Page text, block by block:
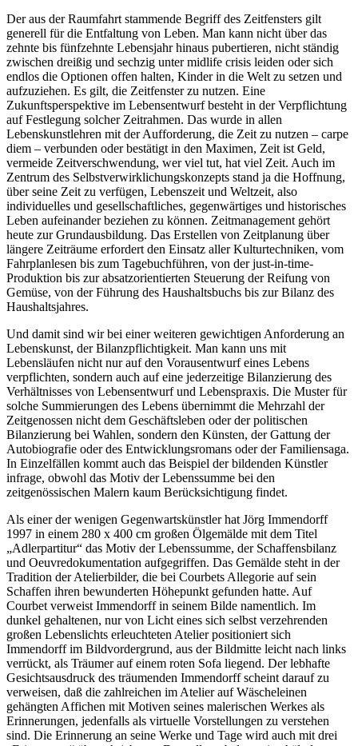
Der aus der Raumfahrt stammende Begriff des Zeitfensters gilt
generell für die Entfaltung von Leben. Man kann nicht über das
zehnte bis fünfzehnte Lebensjahr hinaus pubertieren, nicht ständig
zwischen dreißig und sechzig unter midlife crisis leiden oder sich
endlos die Optionen offen halten, Kinder in die Welt zu setzen und
aufzuziehen. Es gilt, die Zeitfenster zu nutzen. Eine
Zukunftsperspektive im Lebensentwurf besteht in der Verpflichtung
auf Festlegung solcher Zeitrahmen. Das wurde in allen
Lebenskunstlehren mit der Aufforderung, die Zeit zu nutzen – carpe
diem – verbunden oder bestätigt in den Maximen, Zeit ist Geld,
vermeide Zeitverschwendung, wer viel tut, hat viel Zeit. Auch im
Zentrum des Selbstverwirklichungskonzepts stand ja die Hoffnung,
über seine Zeit zu verfügen, Lebenszeit und Weltzeit, also
individuelles und gesellschaftliches, gegenwärtiges und historisches
Leben aufeinander beziehen zu können. Zeitmanagement gehört
heute zur Grundausbildung. Das Erstellen von Zeitplanung über
längere Zeiträume erfordert den Einsatz aller Kulturtechniken, vom
Fahrplanlesen bis zum Tagebuchführen, von der just-in-time-
Produktion bis zur absatzorientierten Steuerung der Reifung von
Gemüse, von der Führung des Haushaltsbuchs bis zur Bilanz des
Haushaltsjahres.
Und damit sind wir bei einer weiteren gewichtigen Anforderung an
Lebenskunst, der Bilanzpflichtigkeit. Man kann uns mit
Lebensläufen nicht nur auf den Vorausentwurf eines Lebens
verpflichten, sondern auch auf eine jederzeitige Bilanzierung des
Verhältnisses von Lebensentwurf und Lebenspraxis. Die Muster für
solche Summierungen des Lebens übernimmt die Mehrzahl der
Zeitgenossen nicht dem Geschäftsleben oder der politischen
Bilanzierung bei Wahlen, sondern den Künsten, der Gattung der
Autobiografie oder des Entwicklungsromans oder der Familiensaga.
In Einzelfällen kommt auch das Beispiel der bildenden Künstler
infrage, obwohl das Motiv der Lebenssumme bei den
zeitgenössischen Malern kaum Berücksichtigung findet.
Als einer der wenigen Gegenwartskünstler hat Jörg Immendorff
1997 in einem 280 x 400 cm großen Ölgemälde mit dem Titel
„Adlerpartitur“ das Motiv der Lebenssumme, der Schaffensbilanz
und Oeuvredokumentation aufgegriffen. Das Gemälde steht in der
Tradition der Atelierbilder, die bei Courbets Allegorie auf sein
Schaffen ihren bewunderten Höhepunkt gefunden hatte. Auf
Courbet verweist Immendorff in seinem Bilde namentlich. Im
dunkel gehaltenen, nur von Licht eines sich selbst verzehrenden
großen Lebenslichts erleuchteten Atelier positioniert sich
Immendorff im Bildvordergrund, aus der Bildmitte leicht nach links
verrückt, als Träumer auf einem roten Sofa liegend. Der lebhafte
Gesichtsausdruck des träumenden Immendorff scheint darauf zu
verweisen, daß die zahlreichen im Atelier auf Wäscheleinen
gehängten Affichen mit Motiven seines malerischen Werkes als
Erinnerungen, jedenfalls als virtuelle Vorstellungen zu verstehen
sind. Die Erinnerung an seine Werke und Tage wird auch mit drei